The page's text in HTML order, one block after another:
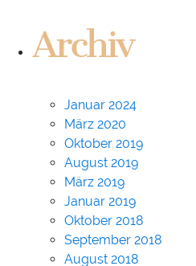
Archiv
Januar 2024
März 2020
Oktober 2019
August 2019
März 2019
Januar 2019
Oktober 2018
September 2018
August 2018